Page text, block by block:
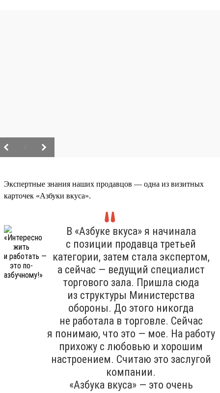
Экспертные знания наших продавцов — одна из визитных
карточек «Азбуки вкуса».
В «Азбуке вкуса» я начинала
с позиции продавца третьей
категории, затем стала экспертом,
а сейчас — ведущий специалист
торгового зала. Пришла сюда
из структуры Министерства
обороны. До этого никогда
не работала в торговле. Сейчас
я понимаю, что это — мое. На работу
прихожу с любовью и хорошим
настроением. Считаю это заслугой
компании.
«Азбука вкуса» — это очень